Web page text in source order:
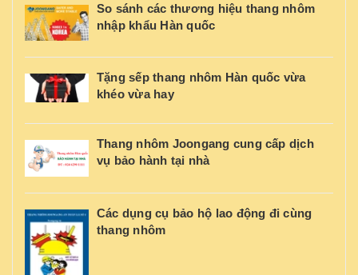
So sánh các thương hiệu thang nhôm
nhập khẩu Hàn quốc
Tặng sếp thang nhôm Hàn quốc vừa
khéo vừa hay
Thang nhôm Joongang cung cấp dịch
vụ bảo hành tại nhà
Các dụng cụ bảo hộ lao động đi cùng
thang nhôm